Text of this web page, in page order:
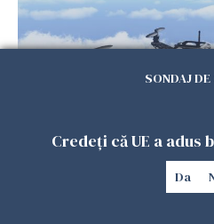
Încă o dronă a fost
românesc după ce a
SONDAJ
Credeți că UE a adus
Da